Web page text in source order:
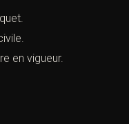
en vigueur.